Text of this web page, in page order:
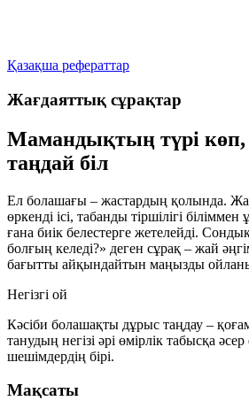
Қазақша рефераттар
Жағдаяттық сұрақтар
Мамандықтың түрі көп,
таңдай біл
Ел болашағы – жастардың қолында.
өркенді ісі, табанды тіршілігі
ғана биік белестерге жетелейді.
болғың келеді?» деген сұрақ – жай
бағытты айқындайтын маңызды
Негізгі ой
Кәсіби болашақты дұрыс таңдау –
танудың негізі әрі өмірлік табысқа
шешімдердің бірі.
Мақсаты